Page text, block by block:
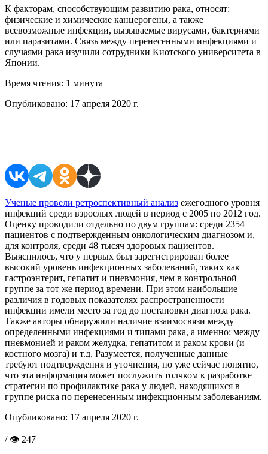
К факторам, способствующим развитию рака, относят:
физические и химические канцерогены, а также
всевозможные инфекции, вызываемые вирусами, бактериями
или паразитами. Связь между перенесенными инфекциями и
случаями рака изучили сотрудники Киотского университета в
Японии.
Время чтения: 1 минута
Опубликовано: 17 апреля 2020 г.
Ученые провели ретроспективный анализ ежегодного уровня
инфекций среди взрослых людей в период с 2005 по 2012 год.
Оценку проводили отдельно по двум группам: среди 2354
пациентов с подтвержденным онкологическим диагнозом и,
для контроля, среди 48 тысяч здоровых пациентов.
Выяснилось, что у первых был зарегистрирован более
высокий уровень инфекционных заболеваний, таких как
гастроэнтерит, гепатит и пневмония, чем в контрольной
группе за тот же период времени. При этом наибольшие
различия в годовых показателях распространенности
инфекции имели место за год до постановки диагноза рака.
Также авторы обнаружили наличие взаимосвязи между
определенными инфекциями и типами рака, а именно: между
пневмонией и раком желудка, гепатитом и раком крови (и
костного мозга) и т.д. Разумеется, полученные данные
требуют подтверждения и уточнения, но уже сейчас понятно,
что эта информация может послужить толчком к разработке
стратегии по профилактике рака у людей, находящихся в
группе риска по перенесенным инфекционным заболеваниям.
Опубликовано: 17 апреля 2020 г.
/ 👁 247